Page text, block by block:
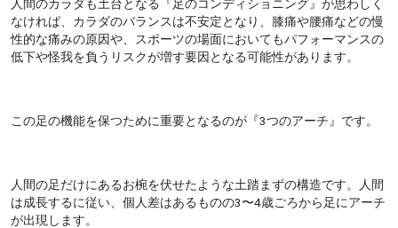
人間のカラダも土台となる『足のコンディショニング』が思わしく
なければ、カラダのバランスは不安定となり、膝痛や腰痛などの慢
性的な痛みの原因や、スポーツの場面においてもパフォーマンスの
低下や怪我を負うリスクが増す要因となる可能性があります。
この足の機能を保つために重要となるのが『3つのアーチ』です。
人間の足だけにあるお椀を伏せたような土踏まずの構造です。人間
は成長するに従い、個人差はあるものの3〜4歳ごろから足にアーチ
が出現します。